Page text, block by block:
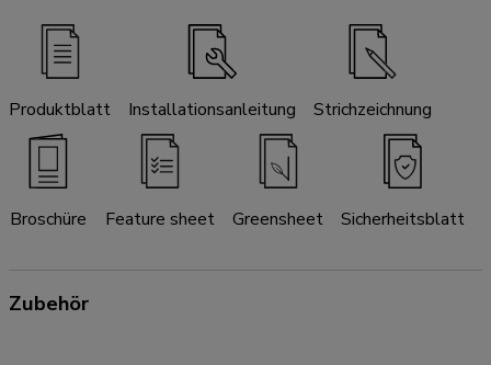
Produktblatt Installationsanleitung Strichzeichnung
Broschüre Feature sheet Greensheet Sicherheitsblatt
Zubehör